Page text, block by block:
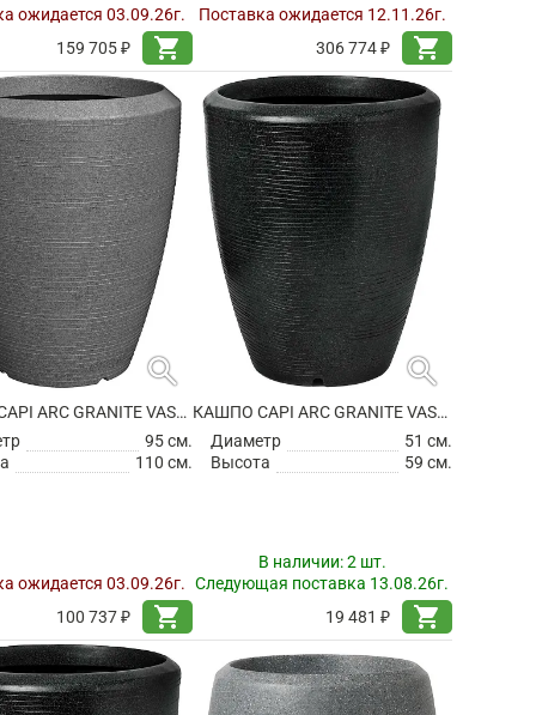
ожидается 03.09.26г.
159 705 ₽
shopping_cart
Поставка ожидается 12.11.26г.
306 774 ₽
shopping_cart
search
КАШПО CAPI ARC GRANITE VASE ELEGANT ANTHRACITE
95 см.
110 см.
ожидается 03.09.26г.
100 737 ₽
shopping_cart
search
КАШПО CAPI ARC GRANITE VASE ELEGANT BLACK
Диаметр
51 см.
Высота
59 см.
В наличии:2 шт.
Следующая поставка 13.08.26г.
19 481 ₽
shopping_cart